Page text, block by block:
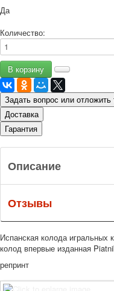
Да
Количество:
Задать вопрос или
Доставка
Гарантия
Описание
Отзывы
Испанская колода игральных
колод впервые изданная
репринт